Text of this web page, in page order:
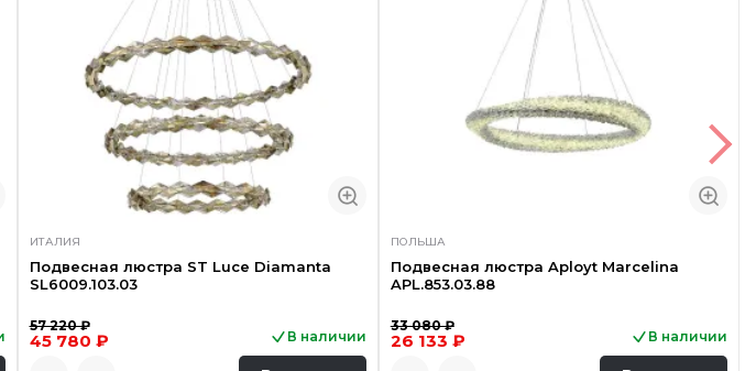
ИТАЛИЯ
Подвесная люстра ST Luce Diamanta
SL6009.103.03
57 220 ₽
45 780 ₽ В наличии
ПОЛЬША
Подвесная люстра Aployt Marcelina
APL.853.03.88
33 080 ₽
26 133 ₽ В наличии